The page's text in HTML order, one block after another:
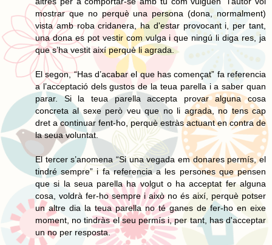
mostrar que no perquè una persona (dona, normalment)
vista amb roba cridanera, ha d'estar provocant i, per tant,
una dona es pot vestir com vulga i que ningú li diga res, ja
que s’ha vestit així perquè li agrada.
El segon, “Has d’acabar el que has començat” fa referencia
a l’acceptació dels gustos de la teua parella i a saber quan
parar. Si la teua parella accepta provar alguna cosa
concreta al sexe però veu que no li agrada, no tens cap
dret a continuar fent-ho, perquè estràs actuant en contra de
la seua voluntat.
El tercer s’anomena “Si una vegada em donares permís, el
tindré sempre” i fa referencia a les persones que pensen
que si la seua parella ha volgut o ha acceptat fer alguna
cosa, voldrà fer-ho sempre i això no és així, perquè potser
un altre dia la teua parella no té ganes de fer-ho en eixe
moment, no tindràs el seu permís i, per tant, has d'acceptar
un no per resposta.